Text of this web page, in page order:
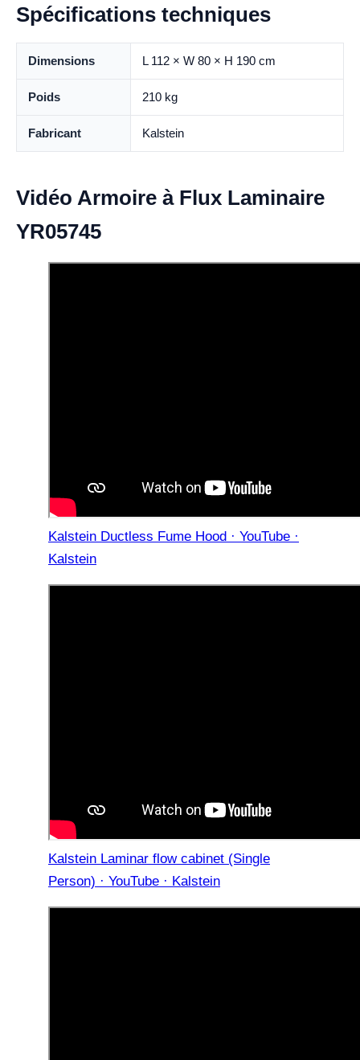
Spécifications techniques
Dimensions L 112 × W 80 × H 190 cm
Poids 210 kg
Fabricant Kalstein
Vidéo Armoire à Flux Laminaire
YR05745
Kalstein Ductless Fume Hood · YouTube ·
Kalstein
Kalstein Laminar flow cabinet (Single
Person) · YouTube · Kalstein